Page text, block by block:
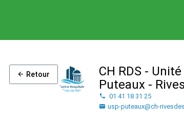
Retour
CH RDS -
Puteaux -
01 41 18 31 25
usp-puteaux@ch-